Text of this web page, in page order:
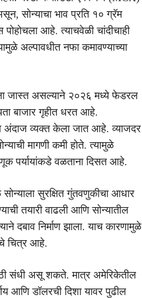
सोन्याचा भाव प्रति १० ग्रॅम
आहे. त्याचवेळी चांदीचाही
अल्पावधीत नफा कमावण्याच्या
जास्त असल्याने २०२६ मध्ये फेडरल
बाजार गृहीत धरत आहे.
अंदाज व्यक्त केला जात आहे. व्याजदर
मागणी कमी होते. त्यामुळे
पर्यायांकडे वळताना दिसत आहे.
सुरक्षित गुंतवणुकीचा आधार
तयारी वाढली आणि सोन्यातील
दबाव निर्माण झाला. याच कारणामुळे
चित्र आहे.
संधी असू शकते. मात्र अमेरिकेतील
आणि डॉलरची दिशा यावर पुढील